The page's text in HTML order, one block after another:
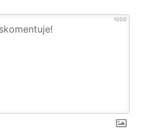
1000